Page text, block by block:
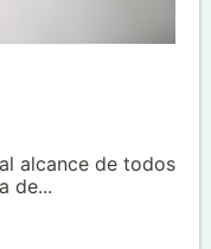
alcance de todos
de...